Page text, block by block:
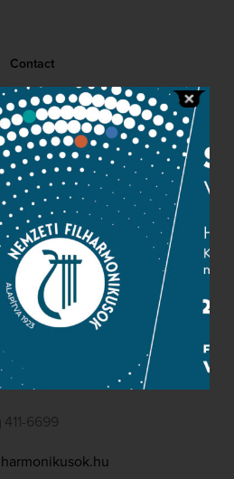
Contact
information
room
and privacy
Imprint
Komor Marcell u. 1. (Müpa)
411-6600
411-6699